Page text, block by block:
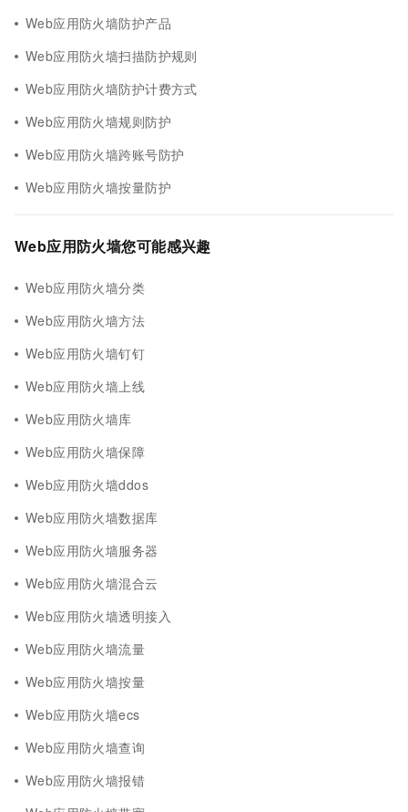
Web应用防火墙防护产品
Web应用防火墙扫描防护规则
Web应用防火墙防护计费方式
Web应用防火墙规则防护
Web应用防火墙跨账号防护
Web应用防火墙按量防护
Web应用防火墙您可能感兴趣
Web应用防火墙分类
Web应用防火墙方法
Web应用防火墙钉钉
Web应用防火墙上线
Web应用防火墙库
Web应用防火墙保障
Web应用防火墙ddos
Web应用防火墙数据库
Web应用防火墙服务器
Web应用防火墙混合云
Web应用防火墙透明接入
Web应用防火墙流量
Web应用防火墙按量
Web应用防火墙ecs
Web应用防火墙查询
Web应用防火墙报错